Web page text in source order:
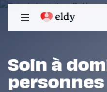
Soin à
personnes